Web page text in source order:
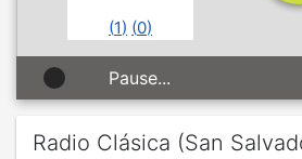
(1) (0)
Pause...
Radio Clásica (San